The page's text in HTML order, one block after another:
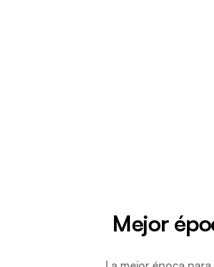
Mejor